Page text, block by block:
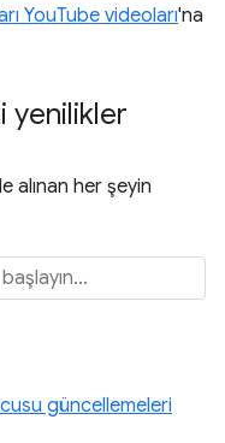
YouTube videoları'na
yenilikler
alınan her şeyin
güncellemeleri